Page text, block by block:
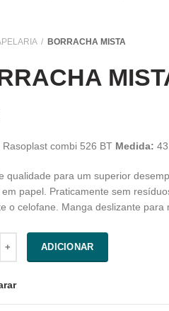
BORRACHA MISTA
Rasoplast combi 526 BT Medida:
qualidade para um superior
papel. Praticamente sem
o celofane. Manga deslizante
ADICIONAR